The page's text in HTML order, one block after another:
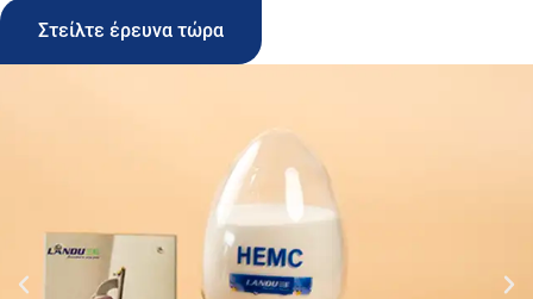
Στείλτε έρευνα τώρα